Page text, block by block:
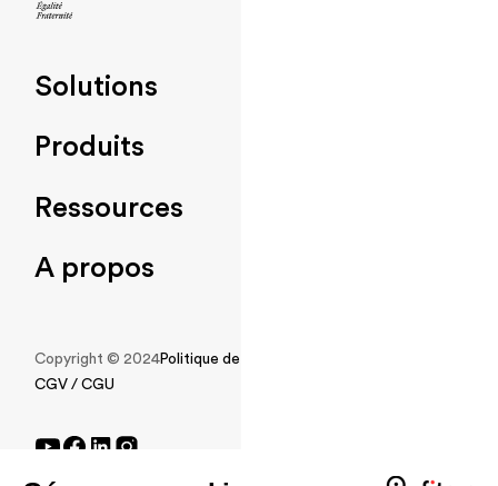
Solutions
Produits
Ressources
A propos
Copyright © 2024Politique de protection des données
CGV / CGU